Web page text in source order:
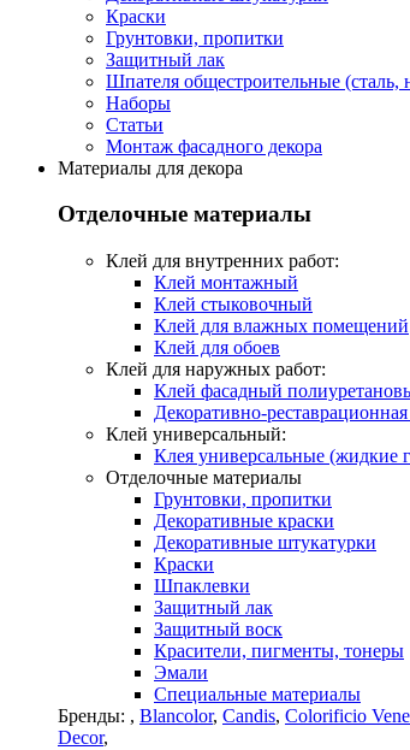
Краски
Грунтовки, пропитки
Защитный лак
Шпателя общестроительные (сталь,
Наборы
Статьи
Монтаж фасадного декора
Материалы для декора
Отделочные материалы
Клей для внутренних работ:
Клей монтажный
Клей стыковочный
Клей для влажных помещений
Клей для обоев
Клей для наружных работ:
Клей фасадный
Декоративно-
Клей универсальный:
Клея универсальные (жидкие
Отделочные материалы
Грунтовки, пропитки
Декоративные краски
Декоративные штукатурки
Краски
Шпаклевки
Защитный лак
Защитный воск
Красители, пигменты, тонеры
Эмали
Специальные материалы
Бренды: , Blancolor, Candis, Colorificio
Decor,